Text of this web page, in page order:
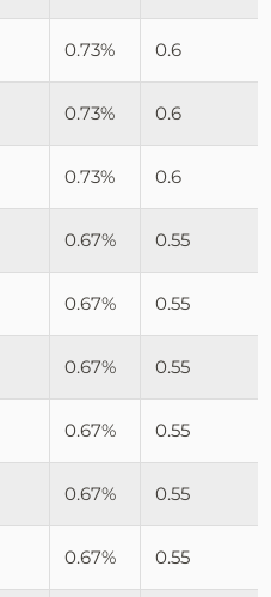
0.73% 0.6
0.73% 0.6
0.73% 0.6
0.67% 0.55
0.67% 0.55
0.67% 0.55
0.67% 0.55
0.67% 0.55
0.67% 0.55